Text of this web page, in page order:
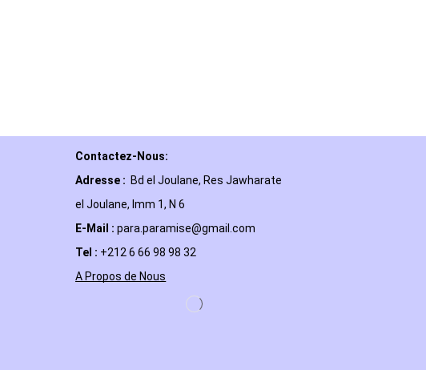
Contactez-Nous:
Adresse : Bd el Joulane, Res Jawharate
el Joulane, Imm 1, N 6
E-Mail : para.paramise@gmail.com
Tel : +212 6 66 98 98 32
A Propos de Nous